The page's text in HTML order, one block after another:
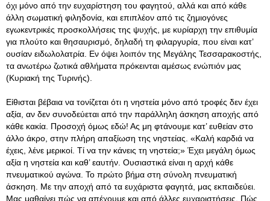
όχι μόνο από την ευχαρίστηση του φαγητού, αλλά και από κάθε
άλλη σωματική φιληδονία, και επιπλέον από τις ζημιογόνες
εγωκεντρικές προσκολλήσεις της ψυχής, με κυρίαρχη την επιθυμία
για πλούτο και θησαυρισμό, δηλαδή τη φιλαργυρία, που είναι κατ’
ουσίαν ειδωλολατρία. Εν όψει λοιπόν της Μεγάλης Τεσσαρακοστής,
τα ανωτέρω ζωτικά αθλήματα πρόκεινται αμέσως ενώπιόν μας
(Κυριακή της Τυρινής).
Είθισται βέβαια να τονίζεται ότι η νηστεία μόνο από τροφές δεν έχει
αξία, αν δεν συνοδεύεται από την παράλληλη άσκηση αποχής από
κάθε κακία. Προσοχή όμως εδώ! Ας μη φτάνουμε κατ’ ευθείαν στο
άλλο άκρο, στην πλήρη απαξίωση της νηστείας . «Καλή καρδιά να
έχεις, λένε μερικοί. Τί να την κάνεις τη νηστεία;» Έχει μεγάλη όμως
αξία η νηστεία και καθ’ εαυτήν. Ουσιαστικά είναι η αρχή κάθε
πνευματικού αγώνα. Το πρώτο βήμα στη σύνολη πνευματική
άσκηση. Με την αποχή από τα ευχάριστα φαγητά, μας εκπαιδεύει.
Μας μαθαίνει πώς να απέχουμε και από άλλες ευχαριστήσεις. Πώς